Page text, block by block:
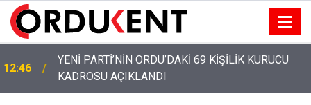
12:46
YENİ PARTİ’NİN ORDU’DAKİ 69 KİŞİLİK KURUCU
KADROSU AÇIKLANDI